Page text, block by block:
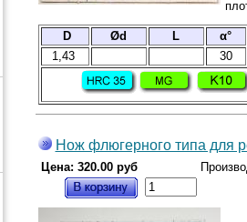
D Ød L
α°
1,43
30
Нож флюгерного типа для
Цена: 320.00 руб